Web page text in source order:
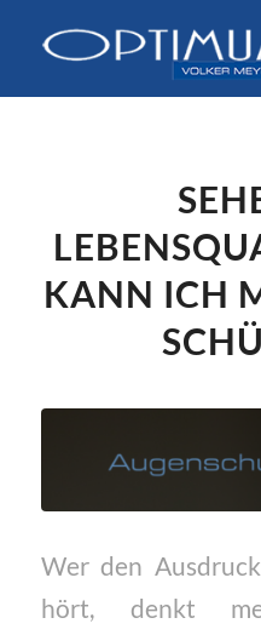
KANN ICH
Wer den
hört, denkt